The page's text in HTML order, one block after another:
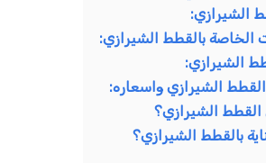
بالقطط الشيرازي:
الشيرازي واسعاره:
الشيرازي؟
بالقطط الشيرازي؟